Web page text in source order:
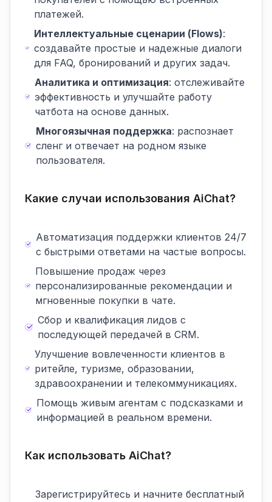
платежей.
Интеллектуальные сценарии (Flows):
создавайте простые и надежные диалоги
для FAQ, бронирований и других задач.
Аналитика и оптимизация: отслеживайте
эффективность и улучшайте работу
чатбота на основе данных.
Многоязычная поддержка: распознает
сленг и отвечает на родном языке
пользователя.
Какие случаи использования AiChat?
Автоматизация поддержки клиентов 24/7
с быстрыми ответами на частые вопросы.
Повышение продаж через
персонализированные рекомендации и
мгновенные покупки в чате.
Сбор и квалификация лидов с
последующей передачей в CRM.
Улучшение вовлеченности клиентов в
ритейле, туризме, образовании,
здравоохранении и телекоммуникациях.
Помощь живым агентам с подсказками и
информацией в реальном времени.
Как использовать AiChat?
Зарегистрируйтесь и начните бесплатный